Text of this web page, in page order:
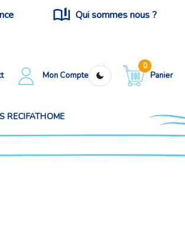
Qui sommes nous ?
Mon Compte
0
Panier
RECIFATHOME